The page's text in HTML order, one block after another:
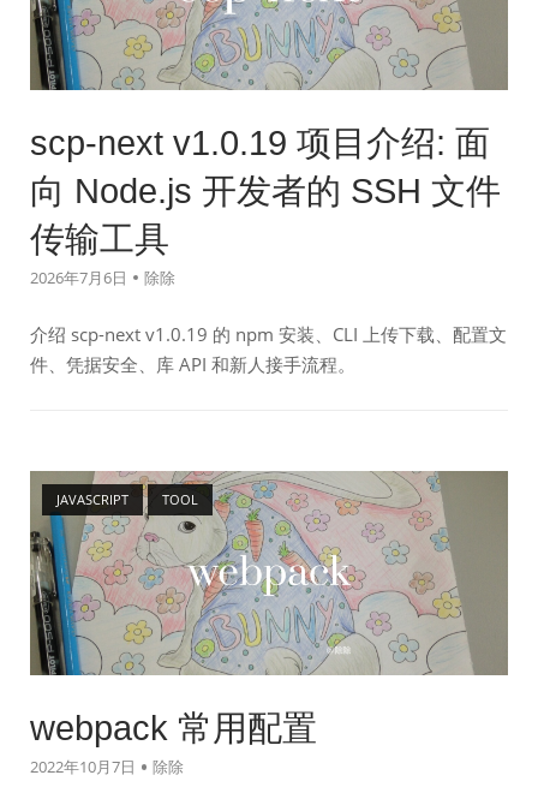
scp-next v1.0.19 项目介绍: 面
向 Node.js 开发者的 SSH 文件
传输工具
2026年7月6日 除除
介绍 scp-next v1.0.19 的 npm 安装、CLI 上传下载、配置文
件、凭据安全、库 API 和新人接手流程。
JAVASCRIPT TOOL
Open post
webpack 常用配置
2022年10月7日 除除